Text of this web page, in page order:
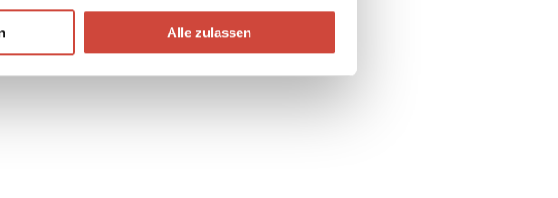
Alle zulassen
Kaufen